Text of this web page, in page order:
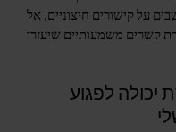
על קישורים חיצוניים, אל
קשרים משמעותיים שיעזרו
יכולה לפגוע